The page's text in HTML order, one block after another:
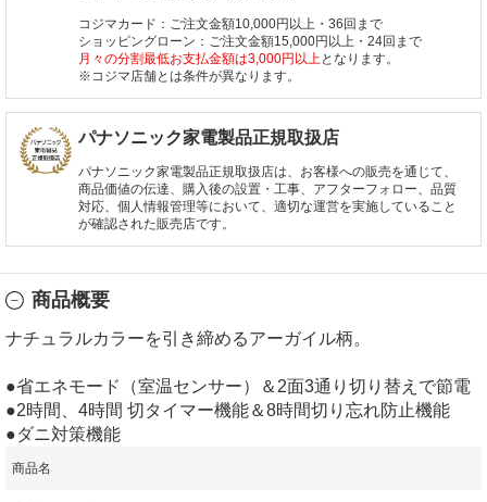
コジマカード：ご注文金額10,000円以上・36回まで
ショッピングローン：ご注文金額15,000円以上・24回まで
月々の分割最低お支払金額は3,000円以上となります。
※コジマ店舗とは条件が異なります。
パナソニック家電製品正規取扱店
パナソニック家電製品正規取扱店は、お客様への販売を通じて、
商品価値の伝達、購入後の設置・工事、アフターフォロー、品質
対応、個人情報管理等において、適切な運営を実施していること
が確認された販売店です。
商品概要
ナチュラルカラーを引き締めるアーガイル柄。
●省エネモード（室温センサー）＆2面3通り切り替えで節電
●2時間、4時間 切タイマー機能＆8時間切り忘れ防止機能
●ダニ対策機能
商品名